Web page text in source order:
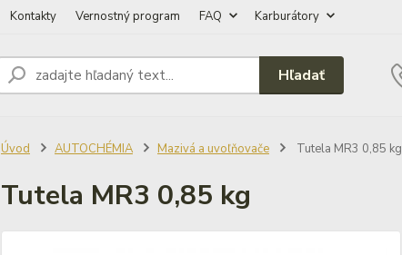
Kontakty Vernostný program FAQ Karburátory
Hľadať
Úvod AUTOCHÉMIA Mazivá a uvoľňovače Tutela MR3 0,85 kg
Tutela MR3 0,85 kg